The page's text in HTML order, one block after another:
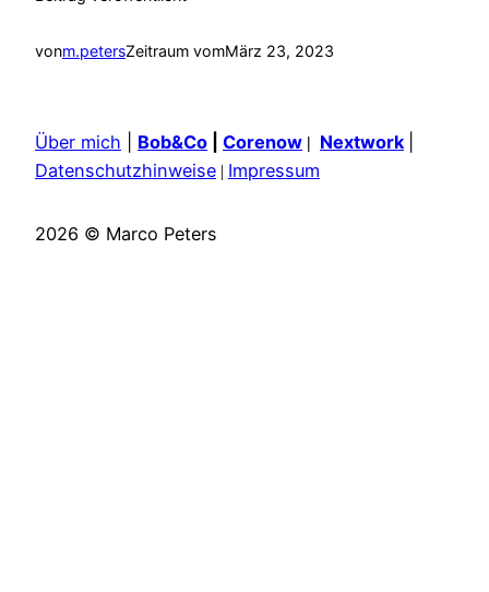
vonm.petersZeitraum vomMärz 23, 2023
Über mich Bob&Co Corenow | Nextwork
Datenschutzhinweise | Impressum
2026 © Marco Peters